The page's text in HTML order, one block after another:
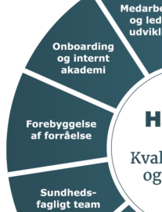
Arkiv
Tilmeld dig